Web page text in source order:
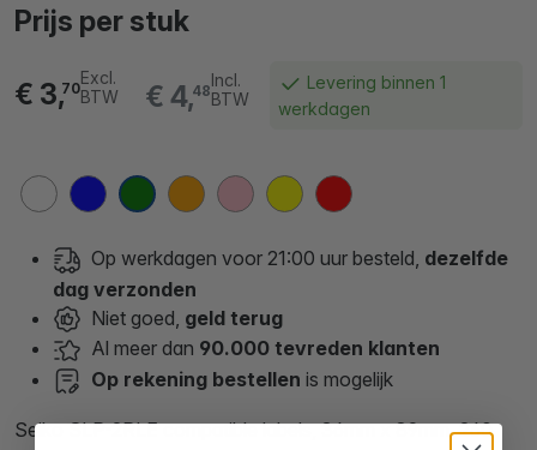
Prijs per stuk
€ 4,48
Incl.
BTW
€ 3,70
Excl.
BTW
Levering binnen 1
werkdagen
Op werkdagen voor 21:00 uur besteld, dezelfde
dag verzonden
Niet goed, geld terug
Al meer dan 90.000 tevreden klanten
Op rekening bestellen is mogelijk
Seiko SLP-2RLE compatible labels, 36mm x 89mm, 260